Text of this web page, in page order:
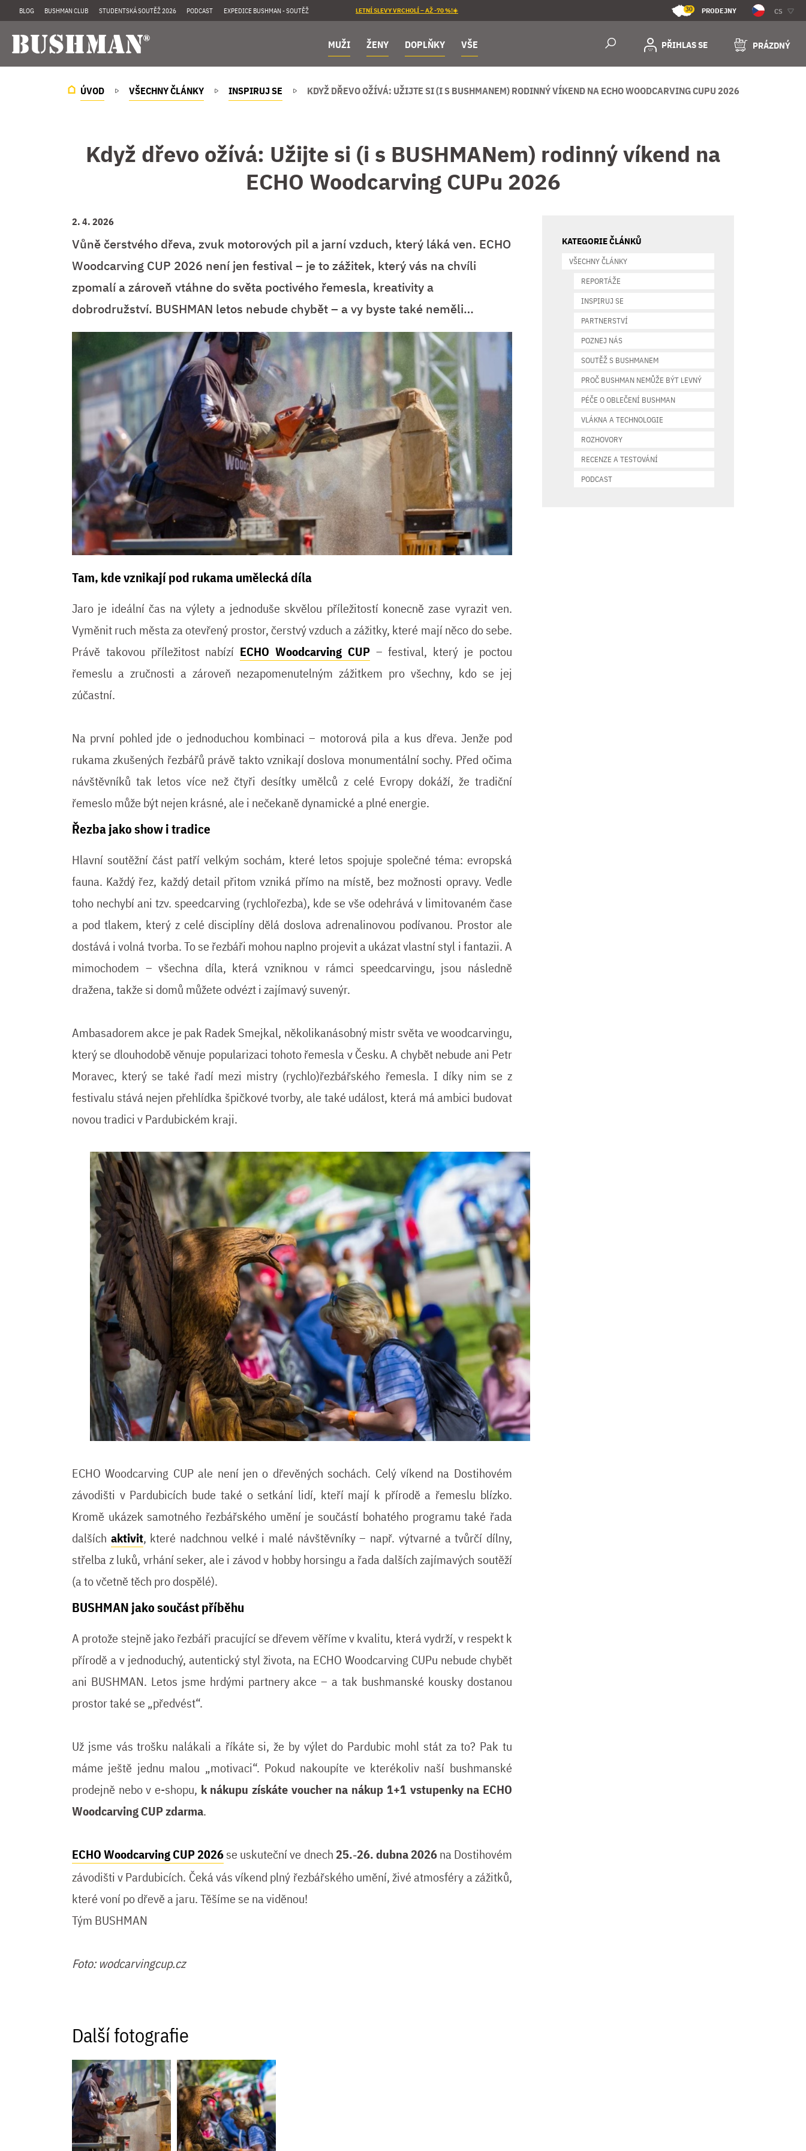
BLOG BUSHMAN CLUB STUDENTSKÁ SOUTĚŽ 2026 PODCAST EXPEDICE BUSHMAN - SOUTĚŽ LETNÍ SLEVY VRCHOLÍ – AŽ -70 %!☀️ 30 PRODEJNY CS
MUŽI ŽENY DOPLŇKY VŠE PŘIHLAS SE PRÁZDNÝ
ÚVOD VŠECHNY ČLÁNKY INSPIRUJ SE KDYŽ DŘEVO OŽÍVÁ: UŽIJTE SI (I S BUSHMANEM) RODINNÝ VÍKEND NA ECHO WOODCARVING CUPU 2026
Když dřevo ožívá: Užijte si (i s BUSHMANem) rodinný víkend na
ECHO Woodcarving CUPu 2026
2. 4. 2026
Vůně čerstvého dřeva, zvuk motorových pil a jarní vzduch, který láká ven. ECHO
Woodcarving CUP 2026 není jen festival – je to zážitek, který vás na chvíli
zpomalí a zároveň vtáhne do světa poctivého řemesla, kreativity a
dobrodružství. BUSHMAN letos nebude chybět – a vy byste také neměli…
Tam, kde vznikají pod rukama umělecká díla
Jaro je ideální čas na výlety a jednoduše skvělou příležitostí konecně zase vyrazit ven.
Vyměnit ruch města za otevřený prostor, čerstvý vzduch a zážitky, které mají něco do sebe.
Právě takovou příležitost nabízí ECHO Woodcarving CUP– festival, který je poctou
řemeslu a zručnosti a zároveň nezapomenutelným zážitkem pro všechny, kdo se jej
zúčastní.
Na první pohled jde o jednoduchou kombinaci – motorová pila a kus dřeva. Jenže pod
rukama zkušených řezbářů právě takto vznikají doslova monumentální sochy. Před očima
návštěvníků tak letos více než čtyři desítky umělců z celé Evropy dokáží, že tradiční
řemeslo může být nejen krásné, ale i nečekaně dynamické a plné energie.
Řezba jako show i tradice
Hlavní soutěžní část patří velkým sochám, které letos spojuje společné téma: evropská
fauna. Každý řez, každý detail přitom vzniká přímo na místě, bez možnosti opravy. Vedle
toho nechybí ani tzv. speedcarving (rychlořezba), kde se vše odehrává v limitovaném čase
a pod tlakem, který z celé disciplíny dělá doslova adrenalinovou podívanou. Prostor ale
dostává i volná tvorba. To se řezbáři mohou naplno projevit a ukázat vlastní styl i fantazii. A
mimochodem – všechna díla, která vzniknou v rámci speedcarvingu, jsou následně
dražena, takže si domů můžete odvézt i zajímavý suvenýr.
Ambasadorem akce je pak Radek Smejkal, několikanásobný mistr světa ve woodcarvingu,
který se dlouhodobě věnuje popularizaci tohoto řemesla v Česku. A chybět nebude ani Petr
Moravec, který se také řadí mezi mistry (rychlo)řezbářského řemesla. I díky nim se z
festivalu stává nejen přehlídka špičkové tvorby, ale také událost, která má ambici budovat
novou tradici v Pardubickém kraji.
ECHO Woodcarving CUP ale není jen o dřevěných sochách. Celý víkend na Dostihovém
závodišti v Pardubicích bude také o setkání lidí, kteří mají k přírodě a řemeslu blízko.
Kromě ukázek samotného řezbářského umění je součástí bohatého programu také řada
dalších aktivit, které nadchnou velké i malé návštěvníky – např. výtvarné a tvůrčí dílny,
střelba z luků, vrhání seker, ale i závod v hobby horsingu a řada dalších zajímavých soutěží
(a to včetně těch pro dospělé).
BUSHMAN jako součást příběhu
A protože stejně jako řezbáři pracující se dřevem věříme v kvalitu, která vydrží, v respekt k
přírodě a v jednoduchý, autentický styl života, na ECHO Woodcarving CUPu nebude chybět
ani BUSHMAN. Letos jsme hrdými partnery akce – a tak bushmanské kousky dostanou
prostor také se „předvést“.
Už jsme vás trošku nalákali a říkáte si, že by výlet do Pardubic mohl stát za to? Pak tu
máme ještě jednu malou „motivaci“. Pokud nakoupíte ve kterékoliv naší bushmanské
prodejně nebo v e-shopu, k nákupu získáte voucher na nákup 1+1 vstupenky na ECHO
Woodcarving CUP zdarma.
ECHO Woodcarving CUP 2026se uskuteční ve dnech 25.–26. dubna 2026na Dostihovém
závodišti v Pardubicích. Čeká vás víkend plný řezbářského umění, živé atmosféry a zážitků,
které voní po dřevě a jaru. Těšíme se na viděnou!
Tým BUSHMAN
Foto: wodcarvingcup.cz
KATEGORIE ČLÁNKŮ
VŠECHNY ČLÁNKY
REPORTÁŽE
INSPIRUJ SE
PARTNERSTVÍ
POZNEJ NÁS
SOUTĚŽ S BUSHMANEM
PROČ BUSHMAN NEMŮŽE BÝT LEVNÝ
PÉČE O OBLEČENÍ BUSHMAN
VLÁKNA A TECHNOLOGIE
ROZHOVORY
RECENZE A TESTOVÁNÍ
PODCAST
Další fotografie